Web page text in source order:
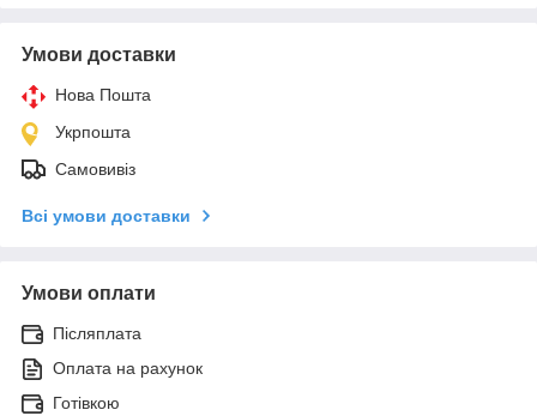
Умови доставки
Нова Пошта
Укрпошта
Самовивіз
Всі умови доставки
Умови оплати
Післяплата
Оплата на рахунок
Готівкою